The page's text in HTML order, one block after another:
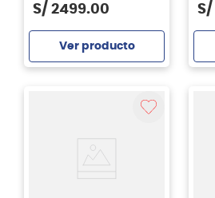
S/ 2499.00
Ver producto
S/